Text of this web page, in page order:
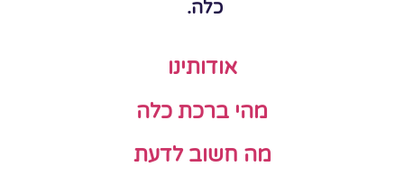
כלה.
אודותינו
מהי ברכת כלה
מה חשוב לדעת